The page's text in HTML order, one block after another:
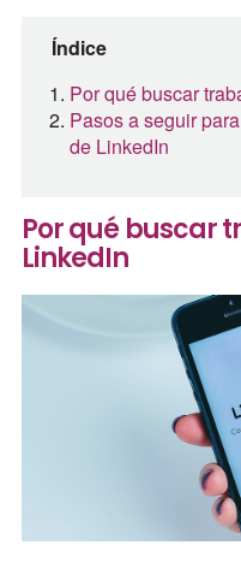
Índice
Por qué buscar
Pasos a seguir
de LinkedIn
Por qué buscar
LinkedIn